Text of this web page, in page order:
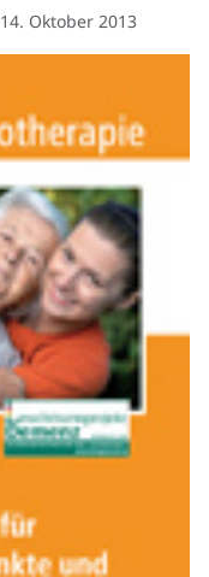
14. Oktober 2013